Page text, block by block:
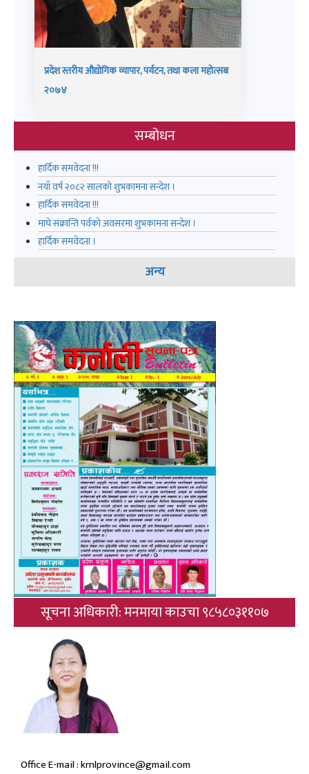
प्रदेश स्तरीय औद्योगिक व्यापार, पर्यटन, तथा कला महोत्सब
२०७४
सम्बोधन
हार्दिक समवेदना !!!
नयाँ वर्ष २०८२ सालको शुभकामना सन्देश ।
हार्दिक समवेदना !!!
माघे संक्रान्ति पर्वको अवसरमा शुभकामना सन्देश ।
हार्दिक समवेदना ।
अन्य
सूचना अधिकारी: मनमाया काउचा ९८५८०३११०७
Office E-mail : krnlprovince@gmail.com